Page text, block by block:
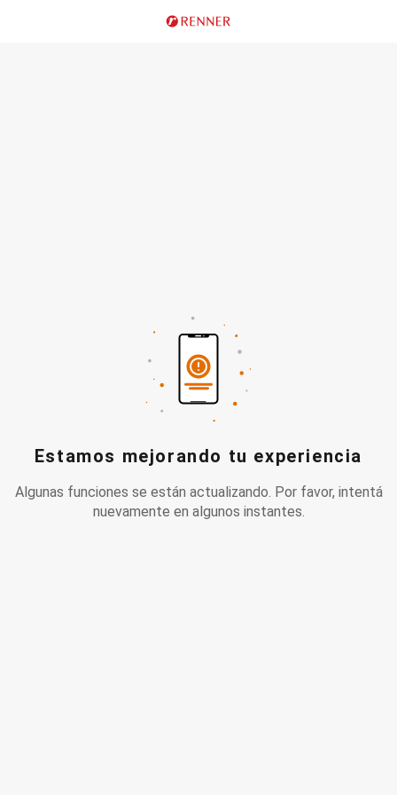
Estamos mejorando tu experiencia
Algunas funciones se están actualizando. Por favor, intentá
nuevamente en algunos instantes.